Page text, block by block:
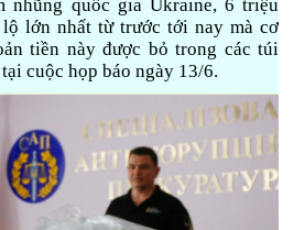
nhũng quốc gia Ukraine, 6 triệu
lớn nhất từ trước tới nay mà cơ
tiền này được bỏ trong các túi
cuộc họp báo ngày 13/6.